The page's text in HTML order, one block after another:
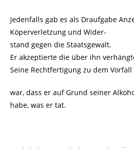
Jedenfalls gab es als Draufgabe
Köperverletzung und Wider-
stand gegen die Staatsgewalt.
Er akzeptierte die über ihn
Seine Rechtfertigung zu dem Vorfall
war, dass er auf Grund seiner
habe, was er tat.